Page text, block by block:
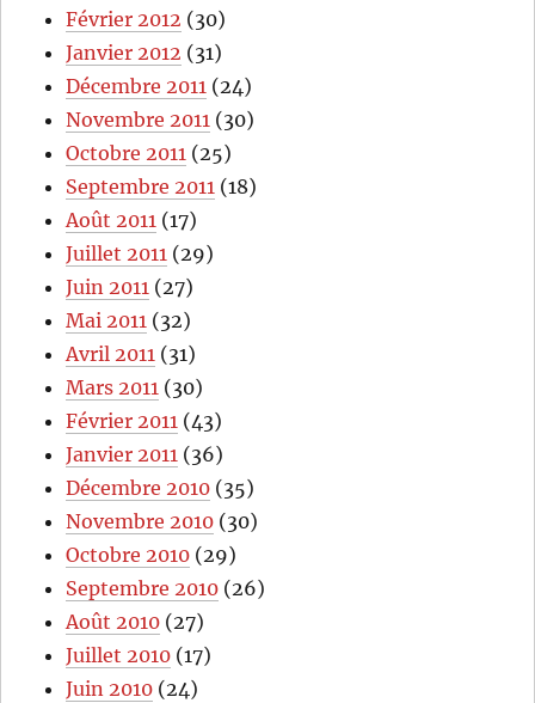
Février 2012 (30)
Janvier 2012 (31)
Décembre 2011 (24)
Novembre 2011 (30)
Octobre 2011 (25)
Septembre 2011 (18)
Août 2011 (17)
Juillet 2011 (29)
Juin 2011 (27)
Mai 2011 (32)
Avril 2011 (31)
Mars 2011 (30)
Février 2011 (43)
Janvier 2011 (36)
Décembre 2010 (35)
Novembre 2010 (30)
Octobre 2010 (29)
Septembre 2010 (26)
Août 2010 (27)
Juillet 2010 (17)
Juin 2010 (24)